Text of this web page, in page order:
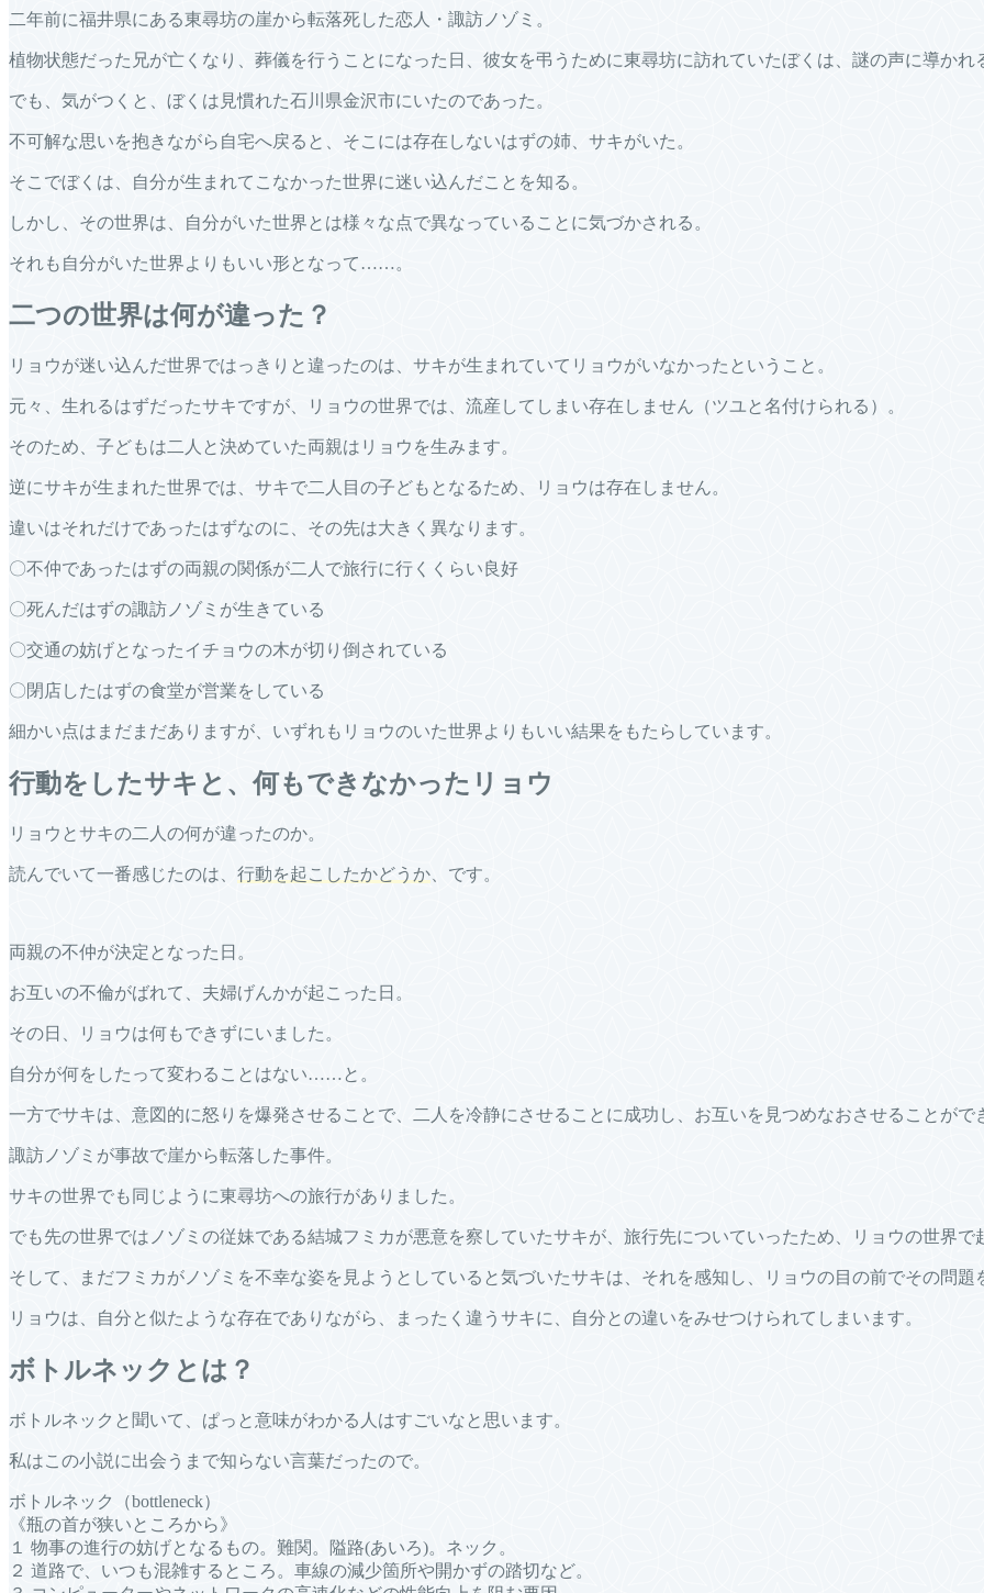
二年前に福井県にある東尋坊の崖から転落死した恋人・諏訪ノゾミ。
植物状態だった兄が亡くなり、葬儀を行うことになった日、彼女を弔うために東尋坊に訪れていたぼくは、謎の声に導か
でも、気がつくと、ぼくは見慣れた石川県金沢市にいたのであった。
不可解な思いを抱きながら自宅へ戻ると、そこには存在しないはずの姉、サキがいた。
そこでぼくは、自分が生まれてこなかった世界に迷い込んだことを知る。
しかし、その世界は、自分がいた世界とは様々な点で異なっていることに気づかされる。
それも自分がいた世界よりもいい形となって……。
二つの世界は何が違った？
リョウが迷い込んだ世界ではっきりと違ったのは、サキが生まれていてリョウがいなかったということ。
元々、生れるはずだったサキですが、リョウの世界では、流産してしまい存在しません（ツユと名付けられる）。
そのため、子どもは二人と決めていた両親はリョウを生みます。
逆にサキが生まれた世界では、サキで二人目の子どもとなるため、リョウは存在しません。
違いはそれだけであったはずなのに、その先は大きく異なります。
〇不仲であったはずの両親の関係が二人で旅行に行くくらい良好
〇死んだはずの諏訪ノゾミが生きている
〇交通の妨げとなったイチョウの木が切り倒されている
〇閉店したはずの食堂が営業をしている
細かい点はまだまだありますが、いずれもリョウのいた世界よりもいい結果をもたらしています。
行動をしたサキと、何もできなかったリョウ
リョウとサキの二人の何が違ったのか。
読んでいて一番感じたのは、 行動を起こしたかどうか 、です。
両親の不仲が決定となった日。
お互いの不倫がばれて、夫婦げんかが起こった日。
その日、リョウは何もできずにいました。
自分が何をしたって変わることはない……と。
一方でサキは、意図的に怒りを爆発させることで、二人を冷静にさせることに成功し、お互いを見つめなおさせることがで
諏訪ノゾミが事故で崖から転落した事件。
サキの世界でも同じように東尋坊への旅行がありました。
でも先の世界ではノゾミの従妹である結城フミカが悪意を察していたサキが、旅行先についていったため、リョウの世界
そして、まだフミカがノゾミを不幸な姿を見ようとしていると気づいたサキは、それを感知し、リョウの目の前でその問題
リョウは、自分と似たような存在でありながら、まったく違うサキに、自分との違いをみせつけられてしまいます。
ボトルネックとは？
ボトルネックと聞いて、ぱっと意味がわかる人はすごいなと思います。
私はこの小説に出会うまで知らない言葉だったので。
ボトルネック（bottleneck）
《瓶の首が狭いところから》
１ 物事の進行の妨げとなるもの。難関。隘路(あいろ)。ネック。
２ 道路で、いつも混雑するところ。車線の減少箇所や開かずの踏切など。